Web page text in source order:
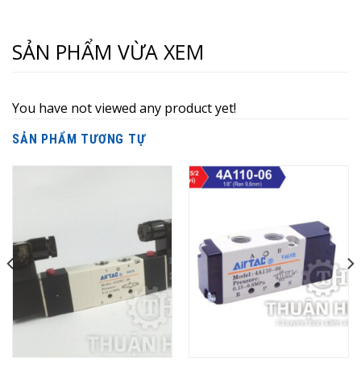
SẢN PHẨM VỪA XEM
You have not viewed any product yet!
SẢN PHẨM TƯƠNG TỰ